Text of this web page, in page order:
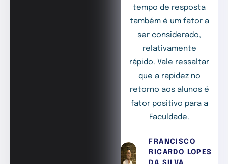
tempo de resposta
também é um fator a
ser considerado,
relativamente
rápido. Vale ressaltar
que a rapidez no
retorno aos alunos é
fator positivo para a
Faculdade.
FRANCISCO
RICARDO LOPES